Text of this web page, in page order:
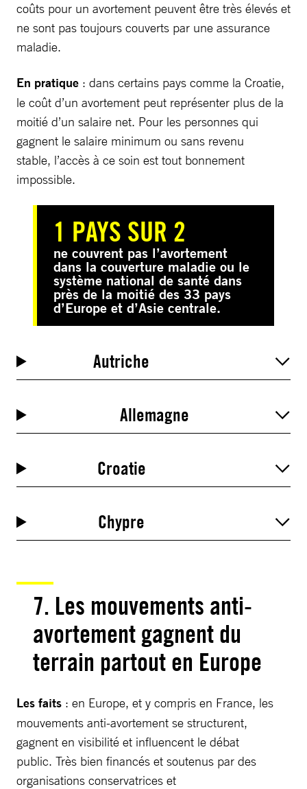
coûts pour un avortement peuvent être très élevés et
ne sont pas toujours couverts par une assurance
maladie.
En pratique : dans certains pays comme la Croatie,
le coût d’un avortement peut représenter plus de la
moitié d’un salaire net. Pour les personnes qui
gagnent le salaire minimum ou sans revenu
stable, l’accès à ce soin est tout bonnement
impossible.
1 PAYS SUR 2
ne couvrent pas l’avortement
dans la couverture maladie ou le
système national de santé dans
près de la moitié des 33 pays
d’Europe et d’Asie centrale.
Autriche
Allemagne
Croatie
Chypre
7. Les mouvements anti-
avortement gagnent du
terrain partout en Europe
Les faits : en Europe, et y compris en France, les
mouvements anti-avortement se structurent,
gagnent en visibilité et influencent le débat
public. Très bien financés et soutenus par des
organisations conservatrices et